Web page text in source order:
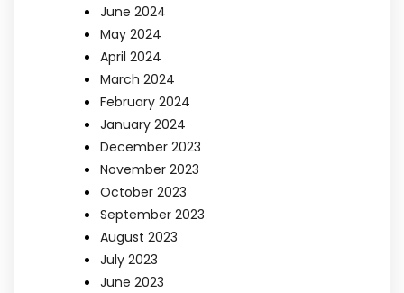
June 2024
May 2024
April 2024
March 2024
February 2024
January 2024
December 2023
November 2023
October 2023
September 2023
August 2023
July 2023
June 2023